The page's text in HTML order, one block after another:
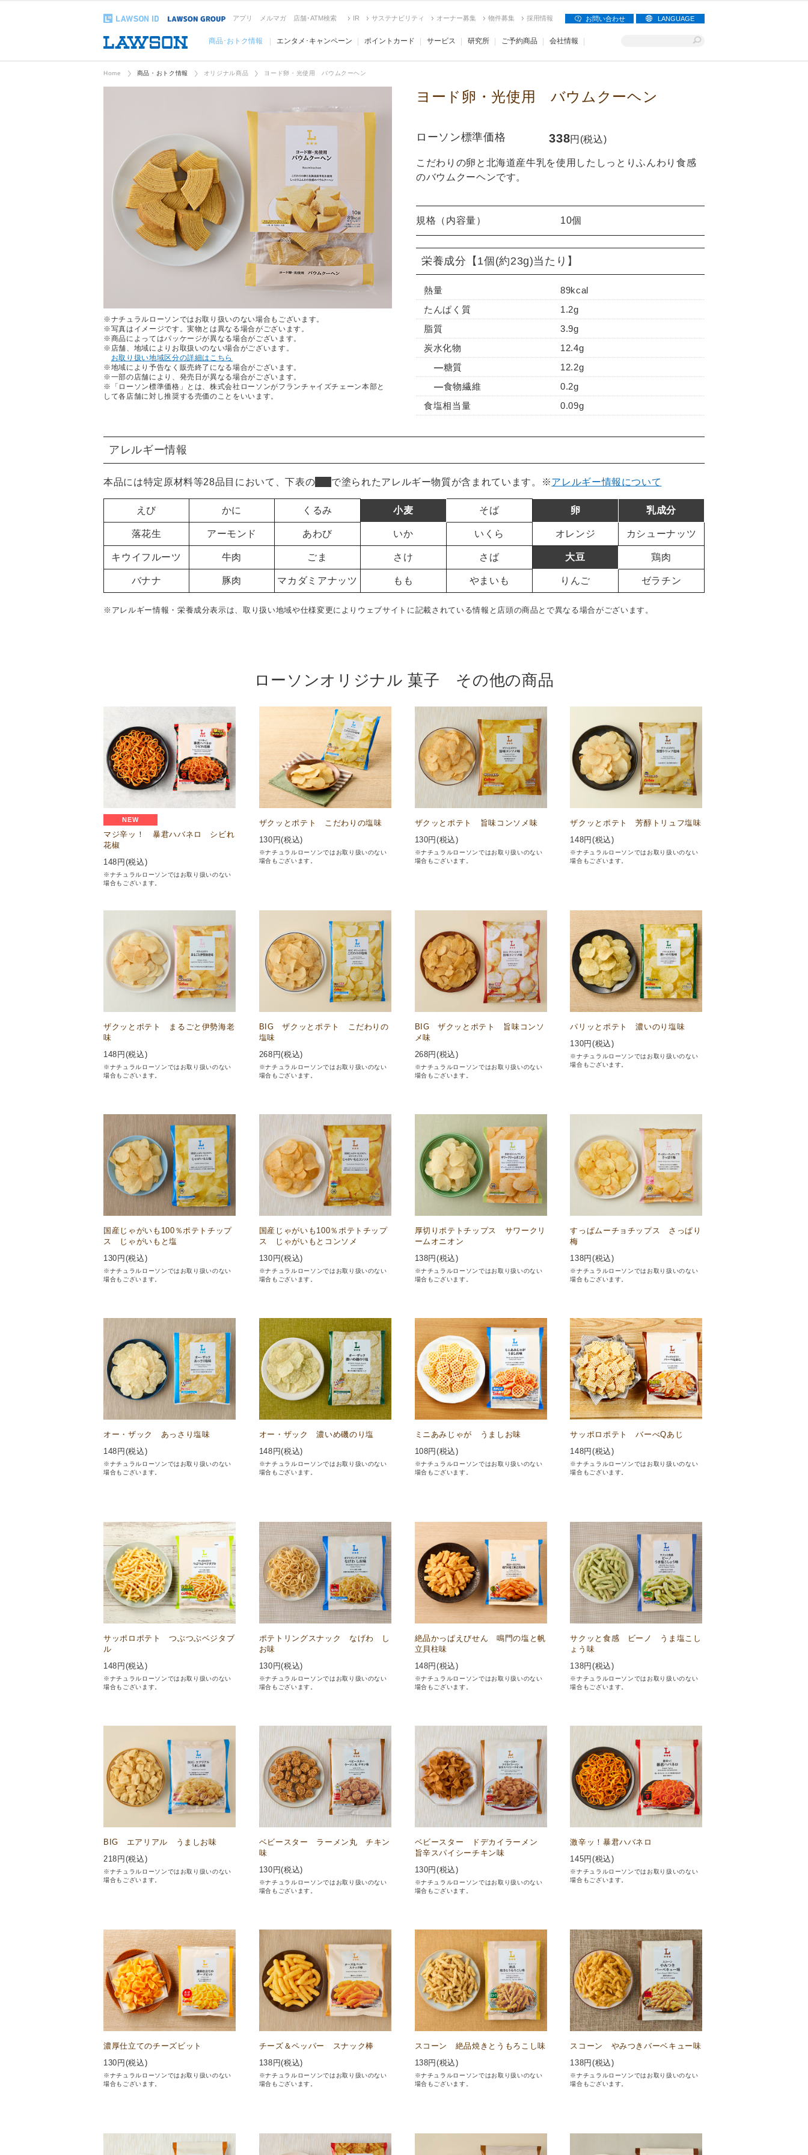
アプリ メルマガ 店舗･ATM検索 IR サステナビリティ オーナー募集 物件募集 採用情報 お問い合わせ LANGUAGE
商品･おトク情報 エンタメ･キャンペーン ポイントカード サービス 研究所 ご予約商品 会社情報
Home 商品・おトク情報 オリジナル商品 ヨード卵・光使用 バウムクーヘン
※ナチュラルローソンではお取り扱いのない場合もございます。
※写真はイメージです。実物とは異なる場合がございます。
※商品によってはパッケージが異なる場合がございます。
※店舗、地域によりお取扱いのない場合がございます。
お取り扱い地域区分の詳細はこちら
※地域により予告なく販売終了になる場合がございます。
※一部の店舗により、発売日が異なる場合がございます。
※「ローソン標準価格」とは、株式会社ローソンがフランチャイズチェーン本部と
して各店舗に対し推奨する売価のことをいいます。
ヨード卵・光使用 バウムクーヘン
ローソン標準価格 338円(税込)
こだわりの卵と北海道産牛乳を使用したしっとりふんわり食感
のバウムクーヘンです。
規格（内容量） 10個
栄養成分 【1個(約23g)当たり】
熱量
89kcal
たんぱく質
1.2g
脂質
3.9g
炭水化物
12.4g
糖質
12.2g
食物繊維
0.2g
食塩相当量
0.09g
アレルギー情報
本品には特定原材料等28品目において、下表の で塗られたアレルギー物質が含まれています。 ※アレルギー情報について
えび かに くるみ 小麦 そば 卵 乳成分
落花生 アーモンド あわび いか いくら オレンジ カシューナッツ
キウイフルーツ 牛肉 ごま さけ さば 大豆 鶏肉
バナナ 豚肉 マカダミアナッツ もも やまいも りんご ゼラチン
※アレルギー情報・栄養成分表示は、取り扱い地域や仕様変更によりウェブサイトに記載されている情報と店頭の商品とで異なる場合がございます。
ローソンオリジナル 菓子 その他の商品
NEW
マジ辛ッ！ 暴君ハバネロ シビれ
花椒
148 円(税込)
※ナチュラルローソンではお取り扱いのない
場合もございます。
ザクッとポテト こだわりの塩味
130 円(税込)
※ナチュラルローソンではお取り扱いのない
場合もございます。
ザクッとポテト 旨味コンソメ味
130円(税込)
※ナチュラルローソンではお取り扱いのない
場合もございます。
ザクッとポテト 芳醇トリュフ塩味
148円(税込)
※ナチュラルローソンではお取り扱いのない
場合もございます。
ザクッとポテト まるごと伊勢海老
味
148 円(税込)
※ナチュラルローソンではお取り扱いのない
場合もございます。
BIG ザクッとポテト こだわりの
塩味
268 円(税込)
※ナチュラルローソンではお取り扱いのない
場合もございます。
BIG ザクッとポテト 旨味コンソ
メ味
268円(税込)
※ナチュラルローソンではお取り扱いのない
場合もございます。
パリッとポテト 濃いのり塩味
130円(税込)
※ナチュラルローソンではお取り扱いのない
場合もございます。
国産じゃがいも100％ポテトチップ
ス じゃがいもと塩
130 円(税込)
※ナチュラルローソンではお取り扱いのない
場合もございます。
国産じゃがいも100％ポテトチップ
ス じゃがいもとコンソメ
130 円(税込)
※ナチュラルローソンではお取り扱いのない
場合もございます。
厚切りポテトチップス サワークリ
ームオニオン
138円(税込)
※ナチュラルローソンではお取り扱いのない
場合もございます。
すっぱムーチョチップス さっぱり
梅
138円(税込)
※ナチュラルローソンではお取り扱いのない
場合もございます。
オー・ザック あっさり塩味
148 円(税込)
※ナチュラルローソンではお取り扱いのない
場合もございます。
オー・ザック 濃いめ磯のり塩
148 円(税込)
※ナチュラルローソンではお取り扱いのない
場合もございます。
ミニあみじゃが うましお味
108円(税込)
※ナチュラルローソンではお取り扱いのない
場合もございます。
サッポロポテト バーべQあじ
148円(税込)
※ナチュラルローソンではお取り扱いのない
場合もございます。
サッポロポテト つぶつぶベジタブ
ル
148 円(税込)
※ナチュラルローソンではお取り扱いのない
場合もございます。
ポテトリングスナック なげわ し
お味
130 円(税込)
※ナチュラルローソンではお取り扱いのない
場合もございます。
絶品かっぱえびせん 鳴門の塩と帆
立貝柱味
148円(税込)
※ナチュラルローソンではお取り扱いのない
場合もございます。
サクッと食感 ビーノ うま塩こし
ょう味
138円(税込)
※ナチュラルローソンではお取り扱いのない
場合もございます。
BIG エアリアル うましお味
218 円(税込)
※ナチュラルローソンではお取り扱いのない
場合もございます。
ベビースター ラーメン丸 チキン
味
130 円(税込)
※ナチュラルローソンではお取り扱いのない
場合もございます。
ベビースター ドデカイラーメン
旨辛スパイシーチキン味
130円(税込)
※ナチュラルローソンではお取り扱いのない
場合もございます。
激辛ッ！暴君ハバネロ
145円(税込)
※ナチュラルローソンではお取り扱いのない
場合もございます。
濃厚仕立てのチーズビット
130 円(税込)
※ナチュラルローソンではお取り扱いのない
場合もございます。
チーズ＆ペッパー スナック棒
138 円(税込)
※ナチュラルローソンではお取り扱いのない
場合もございます。
スコーン 絶品焼きとうもろこし味
138円(税込)
※ナチュラルローソンではお取り扱いのない
場合もございます。
スコーン やみつきバーベキュー味
138円(税込)
※ナチュラルローソンではお取り扱いのない
場合もございます。